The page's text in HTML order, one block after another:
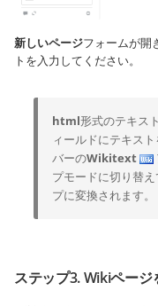
新しいページフォームが開
トを入力してください。
html形式のテキス
ィールドにテキス
バーのWikitext
プモードに切り替
プに変換されます。
ステップ3. Wikiペー